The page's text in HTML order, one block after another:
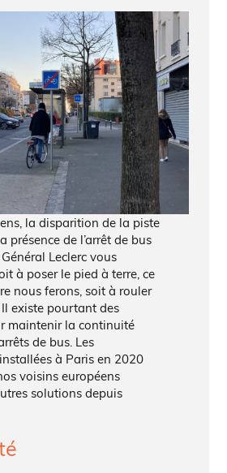
la disparition de la piste
présence de l’arrêt de bus
Leclerc vous
à poser le pied à terre, ce
nous ferons, soit à rouler
existe pourtant des
maintenir la continuité
de bus. Les
à Paris en 2020
voisins européens
solutions depuis